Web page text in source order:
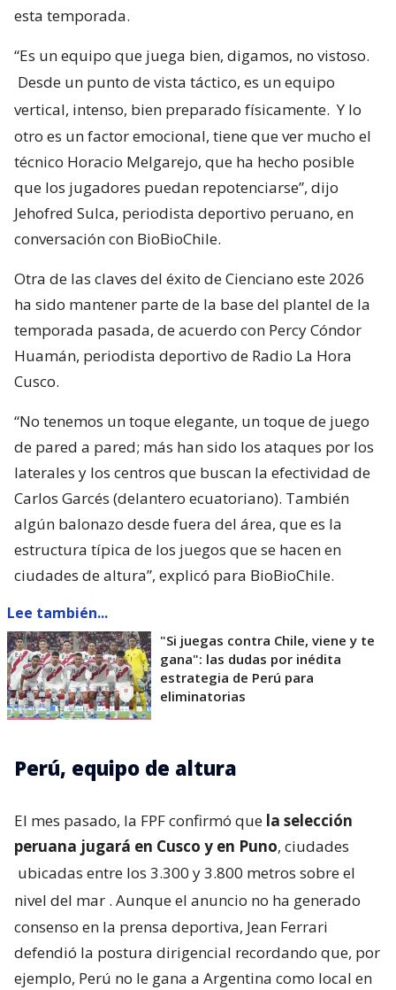
esta temporada.
“Es un equipo que juega bien, digamos, no vistoso.
Desde un punto de vista táctico, es un equipo
vertical, intenso, bien preparado físicamente. Y lo
otro es un factor emocional, tiene que ver mucho el
técnico Horacio Melgarejo, que ha hecho posible
que los jugadores puedan repotenciarse”, dijo
Jehofred Sulca, periodista deportivo peruano, en
conversación con BioBioChile.
Otra de las claves del éxito de Cienciano este 2026
ha sido mantener parte de la base del plantel de la
temporada pasada, de acuerdo con Percy Cóndor
Huamán, periodista deportivo de Radio La Hora
Cusco.
“No tenemos un toque elegante, un toque de juego
de pared a pared; más han sido los ataques por los
laterales y los centros que buscan la efectividad de
Carlos Garcés (delantero ecuatoriano). También
algún balonazo desde fuera del área, que es la
estructura típica de los juegos que se hacen en
ciudades de altura”, explicó para BioBioChile.
Lee también...
"Si juegas contra Chile, viene y te
gana": las dudas por inédita
estrategia de Perú para
eliminatorias
Perú, equipo de altura
El mes pasado, la FPF confirmó que la selección
peruana jugará en Cusco y en Puno, ciudades
ubicadas entre los 3.300 y 3.800 metros sobre el
nivel del mar . Aunque el anuncio no ha generado
consenso en la prensa deportiva, Jean Ferrari
defendió la postura dirigencial recordando que, por
ejemplo, Perú no le gana a Argentina como local en